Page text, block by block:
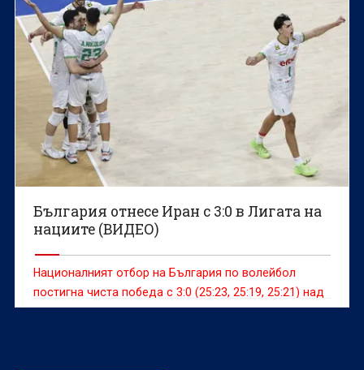
България отнесе Иран с 3:0 в Лигата на
нациите (ВИДЕО)
Националният отбор на България по волейбол
постигна чиста победа с 3:0 (25:23, 25:19, 25:21) над
Иран